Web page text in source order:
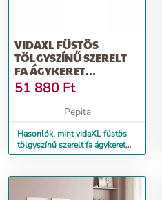
VIDAXL FÜSTÖS
TÖLGYSZÍNŰ SZERELT
FA ÁGYKERET
FEJTÁMLÁVAL 120X190
CM
51 880 Ft
Pepita
Hasonlók, mint vidaXL füstös
tölgyszínű szerelt fa ágykeret
fejtámlával 120x190 cm